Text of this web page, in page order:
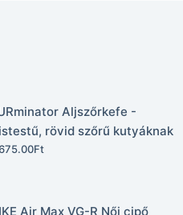
Aljszőrkefe -
rövid szőrű kutyáknak
Ft
Air Max VG-R Női cipő